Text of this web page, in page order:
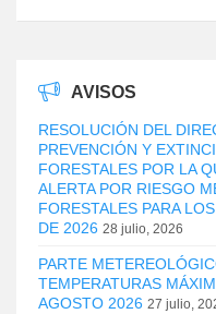
AVISOS
RESOLUCIÓN DEL
PREVENCIÓN Y
FORESTALES POR LA
ALERTA POR RIESGO
FORESTALES PARA
DE 2026 28 julio, 2026
PARTE
TEMPERATURAS
AGOSTO 2026 27 julio,